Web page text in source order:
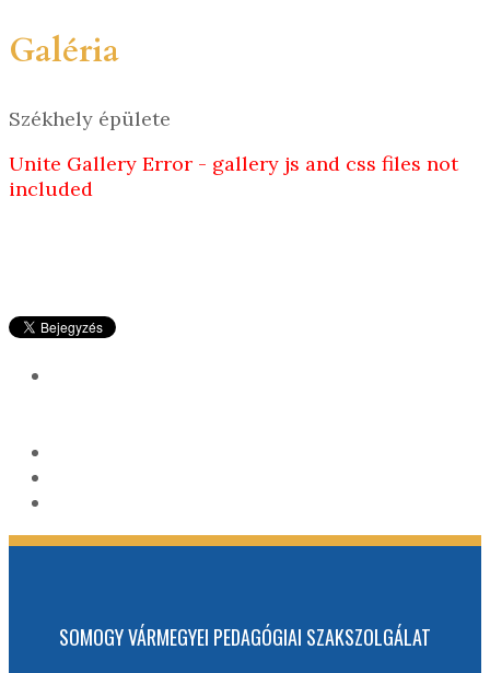
Galéria
Székhely épülete
Unite Gallery Error - gallery js and css files not
included
SOMOGY VÁRMEGYEI PEDAGÓGIAI SZAKSZOLGÁLAT